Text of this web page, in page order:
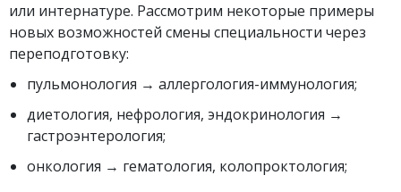
или интернатуре. Рассмотрим некоторые примеры
новых возможностей смены специальности через
переподготовку:
пульмонология → аллергология-иммунология;
диетология, нефрология, эндокринология →
гастроэнтерология;
онкология → гематология, колопроктология;